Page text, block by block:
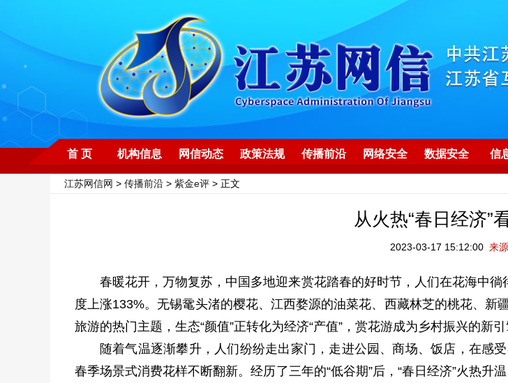
首 页 机构信息 网信动态 政策法规 传播前沿 网络安全 数据安全 信
江苏网信网 > 传播前沿 > 紫金e评 > 正文
从火热“春日经济”
2023-03-17 15:12:00 来源
春暖花开，万物复苏，中国多地迎来赏花踏春的好时节，人们在花海中
度上涨133%。无锡鼋头渚的樱花、江西婺源的油菜花、西藏林芝的桃花、
旅游的热门主题，生态“颜值”正转化为经济“产值”，赏花游成为乡村振兴的新引
随着气温逐渐攀升，人们纷纷走出家门，走进公园、商场、饭店，在感
春季场景式消费花样不断翻新。经历了三年的“低谷期”后，“春日经济”火热